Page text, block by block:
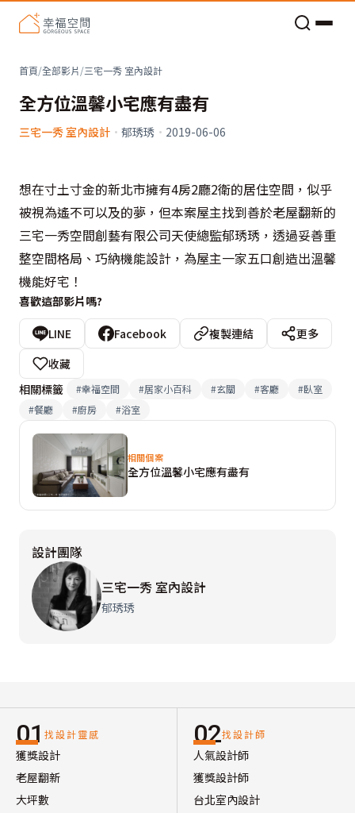
首頁/全部影片/三宅一秀 室內設計
全方位溫馨小宅應有盡有
三宅一秀 室內設計 · 郁琇琇 · 2019-06-06
想在寸土寸金的新北市擁有4房2廳2衛的居住空間，似乎
被視為遙不可以及的夢，但本案屋主找到善於老屋翻新的
三宅一秀空間創藝有限公司天使總監郁琇琇，透過妥善重
整空間格局、巧納機能設計，為屋主一家五口創造出溫馨
機能好宅！
喜歡這部影片嗎?
LINE Facebook 複製連結
更多
收藏
相關標籤
#幸福空間 #居家小百科 #玄關 #客廳 #臥室
#餐廳 #廚房 #浴室
相關個案
全方位溫馨小宅應有盡有
設計團隊
三宅一秀 室內設計
郁琇琇
01 找設計靈感
獲獎設計
老屋翻新
大坪數
02找設計師
人氣設計師
獲獎設計師
台北室內設計